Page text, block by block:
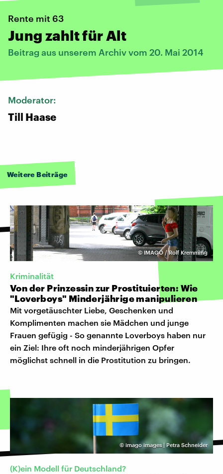
Rente mit 63
Jung zahlt für Alt
Beitrag aus unserem Archiv vom 20. Mai 2014
Moderator:
Till Haase
Weitere Beiträge
© IMAGO / Rolf Kremming
Kriminalität
Von der Prinzessin zur Prostituierten: Wie
"Loverboys" Minderjährige manipulieren
Mit vorgetäuschter Liebe, Geschenken und
Komplimenten machen sie Mädchen und junge
Frauen gefügig - So genannte Loverboys haben nur
ein Ziel: Ihre oft noch minderjährigen Opfer
möglichst schnell in die Prostitution zu bringen.
© imago images | Petra Schneider
(K)ein Modell für Deutschland?